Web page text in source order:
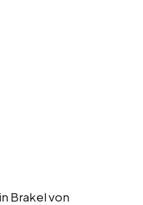
Brakel von